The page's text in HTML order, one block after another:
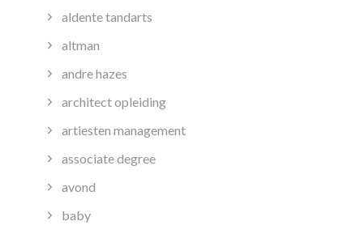
aldente tandarts
altman
andre hazes
architect opleiding
artiesten management
associate degree
avond
baby